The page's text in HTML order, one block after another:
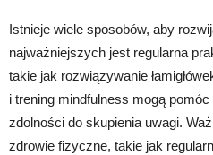
Istnieje wiele sposobów, aby
najważniejszych jest regularna
takie jak rozwiązywanie
i trening mindfulness mogą
zdolności do skupienia uwagi.
zdrowie fizyczne, takie jak